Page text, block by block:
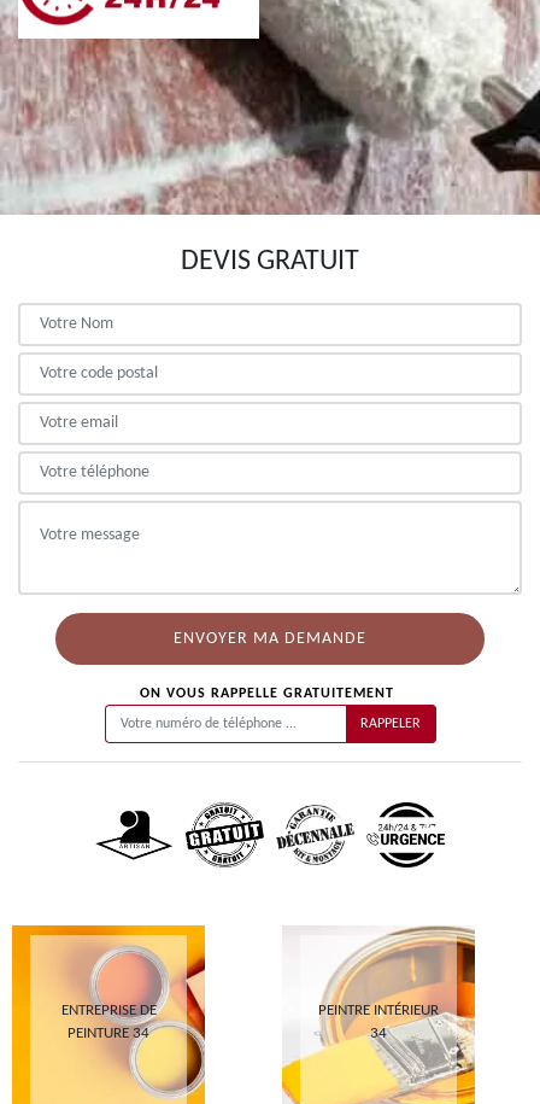
DEVIS GRATUIT
ON VOUS RAPPELLE GRATUITEMENT
ENTREPRISE DE
PEINTURE 34
PEINTRE INTÉRIEUR
34